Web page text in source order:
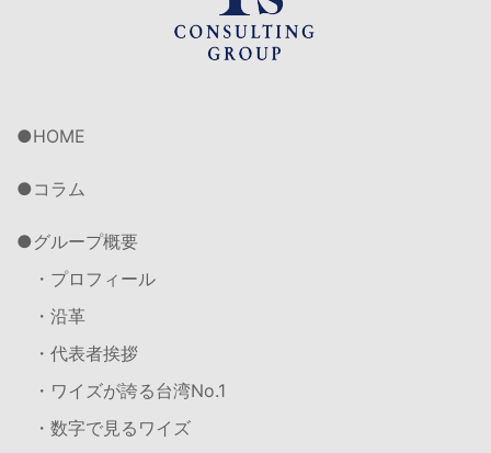
HOME
コラム
グループ概要
・プロフィール
・沿革
・代表者挨拶
・ワイズが誇る台湾No.1
・数字で見るワイズ